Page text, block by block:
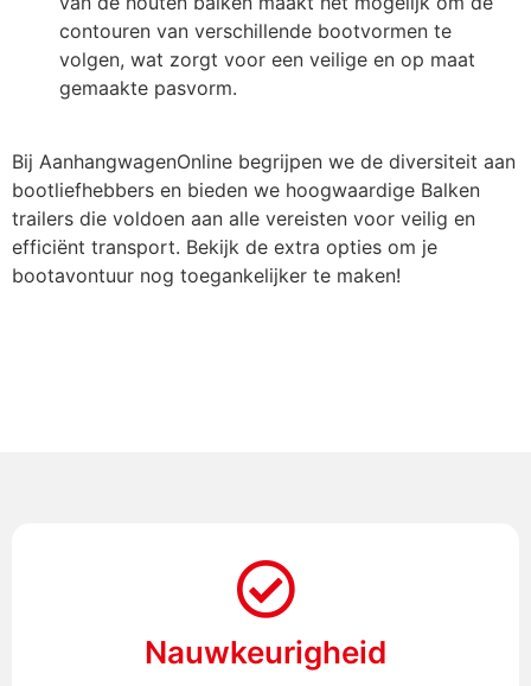
contouren van verschillende bootvormen te
volgen, wat zorgt voor een veilige en op maat
gemaakte pasvorm.
Bij AanhangwagenOnline begrijpen we de diversiteit aan
bootliefhebbers en bieden we hoogwaardige Balken
trailers die voldoen aan alle vereisten voor veilig en
efficiënt transport. Bekijk de extra opties om je
bootavontuur nog toegankelijker te maken!
Nauwkeurigheid